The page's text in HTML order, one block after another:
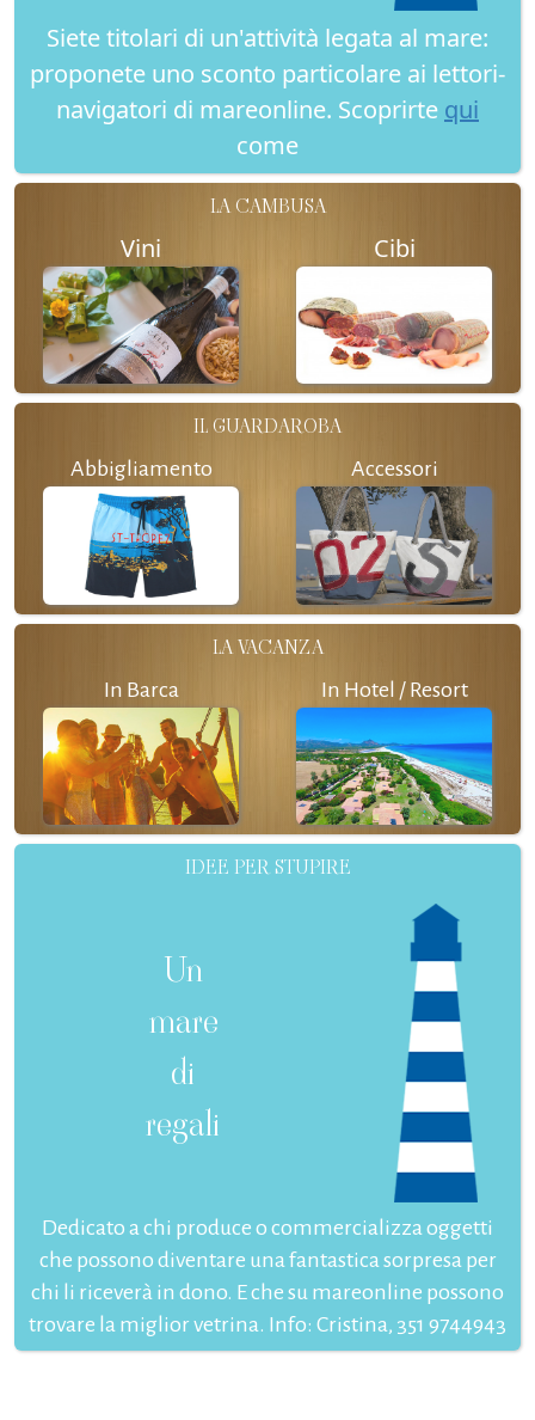
Siete titolari di un'attività legata al mare:
proponete uno sconto particolare ai lettori-
navigatori di mareonline. Scoprirte qui
come
LA CAMBUSA
Vini Cibi
IL GUARDAROBA
Abbigliamento Accessori
LA VACANZA
In Barca In Hotel / Resort
IDEE PER STUPIRE
Un
mare
di
regali
Dedicato a chi produce o commercializza oggetti
che possono diventare una fantastica sorpresa per
chi li riceverà in dono. E che su mareonline possono
trovare la miglior vetrina. Info: Cristina, 351 9744943